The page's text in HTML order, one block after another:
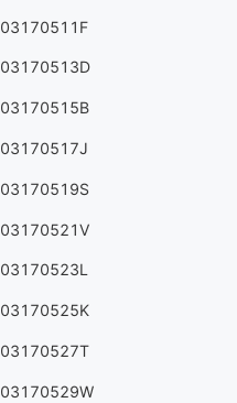
03170511F
03170513D
03170515B
03170517J
03170519S
03170521V
03170523L
03170525K
03170527T
03170529W